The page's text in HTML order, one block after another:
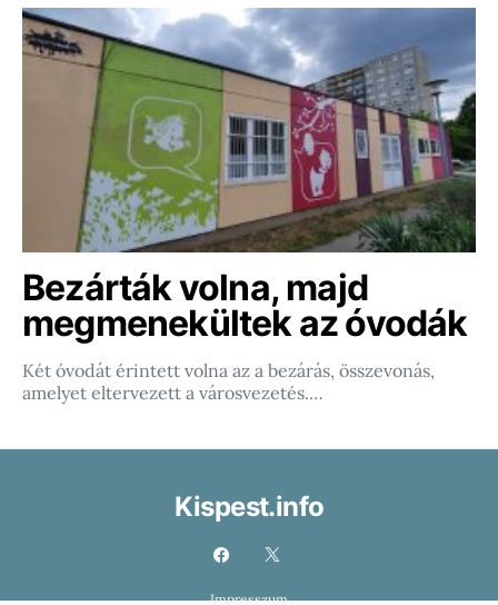
Bezárták volna, majd
megmenekültek az óvodák
Két óvodát érintett volna az a bezárás, összevonás,
amelyet eltervezett a városvezetés.…
Kispest.info
Impresszum